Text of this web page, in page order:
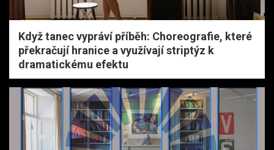
Když tanec vypráví příběh: Choreografie, které
překračují hranice a využívají striptýz k
dramatickému efektu